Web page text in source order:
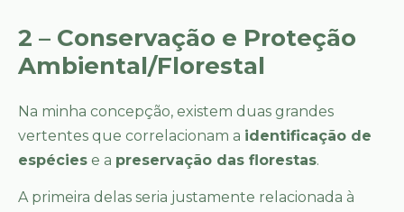
2 – Conservação e Proteção
Ambiental/Florestal
Na minha concepção, existem duas grandes
vertentes que correlacionam a identificação de
espécies e a preservação das florestas.
A primeira delas seria justamente relacionada à